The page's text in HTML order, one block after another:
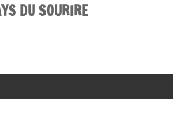
DU SOURIRE